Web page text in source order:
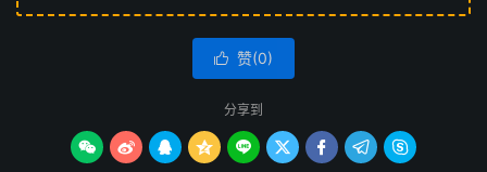
 赞(0)
分享到
        